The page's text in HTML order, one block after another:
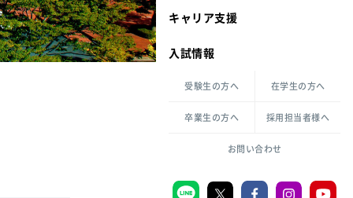
カリキュラム・ポリシー
倫理憲章
ハラスメントの防止
共生のための多様性宣言
一般教育課程
キャンパスメンバーズ
教職センター
学芸員課程
図書館司書課程
キリスト教文化研究所
生活環境科学研究所
カリキュラム・入室方法
キャリア支援
入試情報
受験生の方へ 在学生の方へ
卒業生の方へ 採用担当者様へ
お問い合わせ